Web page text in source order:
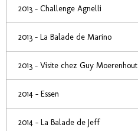
2013 - Challenge Agnelli
2013 - La Balade de Marino
2013 - Visite chez Guy Moerenhout
2014 - Essen
2014 - La Balade de Jeff